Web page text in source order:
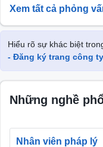
Xem tất cả phỏng
Hiểu rõ sự khác biệt
- Đăng ký trang công ty
Những nghề
Nhân viên pháp lý